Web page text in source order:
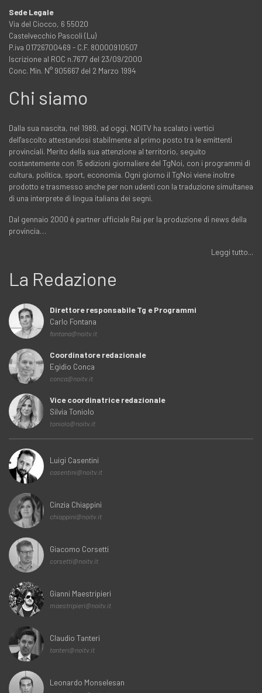
Sede Legale
Via del Ciocco, 6 55020
Castelvecchio Pascoli (Lu)
P.iva 01726700469 - C.F. 80000910507
Iscrizione al ROC n.7677 del 23/09/2000
Conc. Min. N° 905667 del 2 Marzo 1994
Chi siamo
Dalla sua nascita, nel 1989, ad oggi, NOITV ha scalato i vertici
dell'ascolto attestandosi stabilmente al primo posto tra le emittenti
provinciali. Merito della sua attenzione al territorio, seguito
costantemente con 15 edizioni giornaliere del TgNoi, con i programmi di
cultura, politica, sport, economia. Ogni giorno il TgNoi viene inoltre
prodotto e trasmesso anche per non udenti con la traduzione simultanea
di una interprete di lingua italiana dei segni.
Dal gennaio 2000 è partner ufficiale Rai per la produzione di news della
provincia…
Leggi tutto...
La Redazione
Direttore responsabile Tg e Programmi
Carlo Fontana
fontana@noitv.it
Coordinatore redazionale
Egidio Conca
conca@noitv.it
Vice coordinatrice redazionale
Silvia Toniolo
toniolo@noitv.it
Luigi Casentini
casentini@noitv.it
Cinzia Chiappini
chiappini@noitv.it
Giacomo Corsetti
corsetti@noitv.it
Gianni Maestripieri
maestripieri@noitv.it
Claudio Tanteri
tanteri@noitv.it
Leonardo Monselesan